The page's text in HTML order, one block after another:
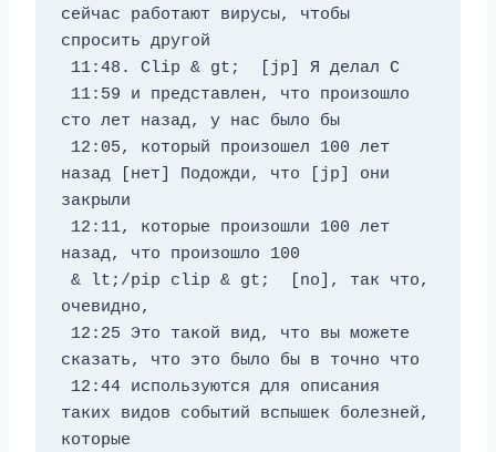
сейчас работают вирусы, чтобы
спросить другой
11:48. Clip & gt;  [jp] Я делал C
сто лет назад, у нас было бы
назад [нет] Подожди, что [jp] они
закрыли
назад, что произошло 100
очевидно,
сказать, что это было бы в точно что
таких видов событий вспышек болезней,
которые